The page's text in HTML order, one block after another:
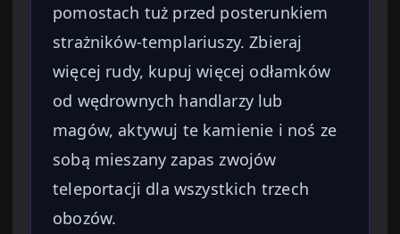
pomostach tuż przed posterunkiem
strażników-templariuszy. Zbieraj
więcej rudy, kupuj więcej odłamków
od wędrownych handlarzy lub
magów, aktywuj te kamienie i noś ze
sobą mieszany zapas zwojów
teleportacji dla wszystkich trzech
obozów.